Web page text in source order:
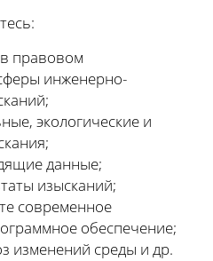
правовом
инженерно-
экологические и
данные;
изысканий;
современное
обеспечение;
изменений среды и др.